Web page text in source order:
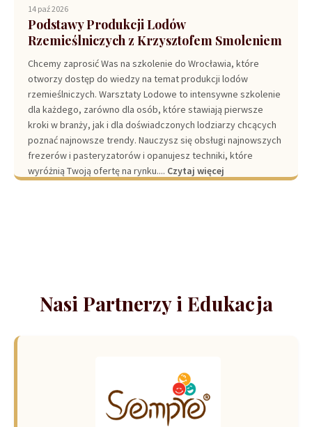
14 paź 2026
Podstawy Produkcji Lodów
Rzemieślniczych z Krzysztofem Smoleniem
Chcemy zaprosić Was na szkolenie do Wrocławia, które
otworzy dostęp do wiedzy na temat produkcji lodów
rzemieślniczych. Warsztaty Lodowe to intensywne szkolenie
dla każdego, zarówno dla osób, które stawiają pierwsze
kroki w branży, jak i dla doświadczonych lodziarzy chcących
poznać najnowsze trendy. Nauczysz się obsługi najnowszych
frezerów i pasteryzatorów i opanujesz techniki, które
wyróżnią Twoją ofertę na rynku.... Czytaj więcej
Nasi Partnerzy i Edukacja